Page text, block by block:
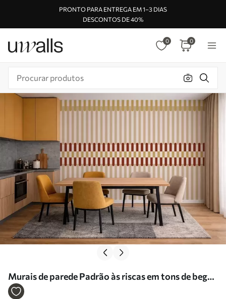
PRONTO PARA ENTREGA EM 1–3 DIAS
DESCONTOS DE 40%
0 0
Murais de parede Padrão às riscas em tons de bege e
terracota Nr. w05150v3